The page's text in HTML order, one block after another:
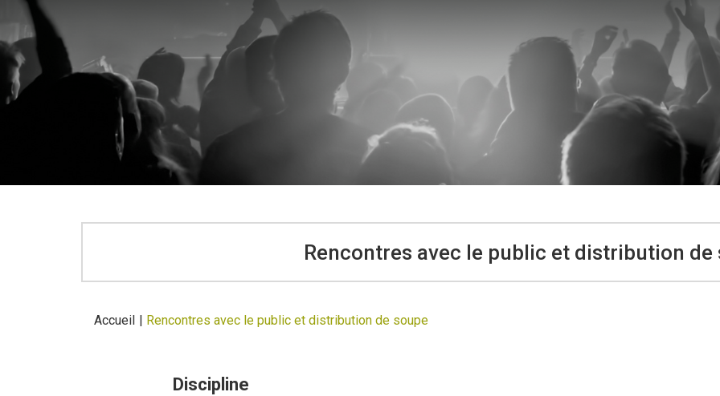
Rencontres avec le public et distribution de
Accueil | Rencontres avec le public et distribution de soupe
Discipline